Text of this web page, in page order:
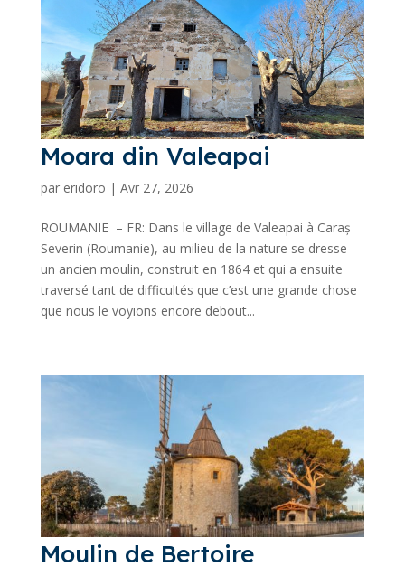
Moara din Valeapai
par eridoro | Avr 27, 2026
ROUMANIE – FR: Dans le village de Valeapai à Caraș
Severin (Roumanie), au milieu de la nature se dresse
un ancien moulin, construit en 1864 et qui a ensuite
traversé tant de difficultés que c’est une grande chose
que nous le voyions encore debout...
Moulin de Bertoire